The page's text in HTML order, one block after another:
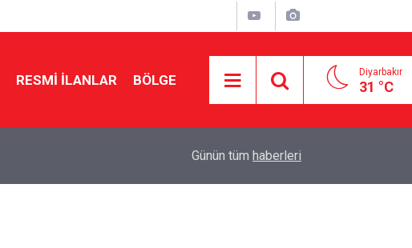
RESMI İLANLAR BÖLGE Diyarbakır
31 °C
Erdoğan’dan Mekke Anlaşması açıklaması
Günün tüm haberleri